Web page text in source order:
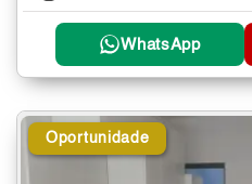
WhatsApp
Oportunidade